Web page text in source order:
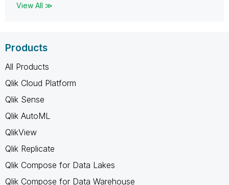
View All ≫
Products
All Products
Qlik Cloud Platform
Qlik Sense
Qlik AutoML
QlikView
Qlik Replicate
Qlik Compose for Data Lakes
Qlik Compose for Data Warehouse